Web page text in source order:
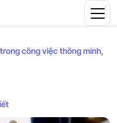
công việc thông minh,